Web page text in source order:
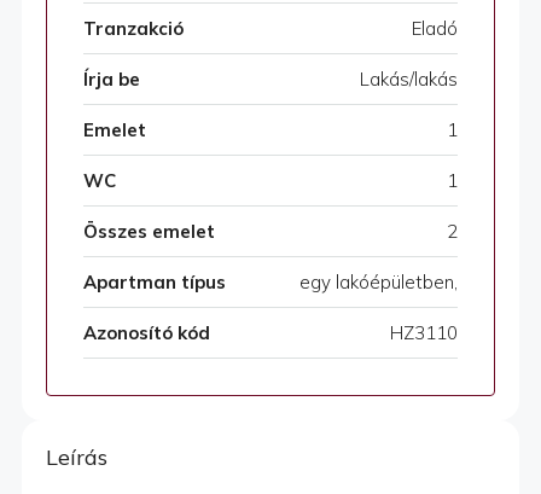
Tranzakció Eladó
Írja be Lakás/lakás
Emelet 1
WC 1
Összes emelet 2
Apartman típus egy lakóépületben,
Azonosító kód HZ3110
Leírás